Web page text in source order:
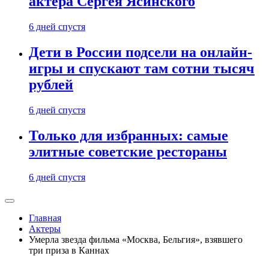
6 дней спустя
Дети в России подсели на онлайн-
игры и спускают там сотни тысяч
рублей
6 дней спустя
Только для избранных: самые
элитные советские рестораны
6 дней спустя
Главная
Актеры
Умерла звезда фильма «Москва, Бельгия», взявшего
три приза в Каннах